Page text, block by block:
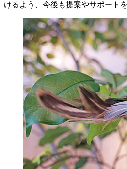
けるよう、今後も提案やサポート